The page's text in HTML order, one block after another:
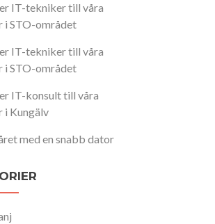
IT-tekniker till våra
i STO-området
IT-tekniker till våra
i STO-området
IT-konsult till våra
i Kungälv
med en snabb dator